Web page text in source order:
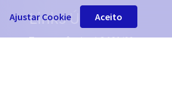
Links Úteis
Transparência - LC 131/09
Ajustar Cookie Aceito